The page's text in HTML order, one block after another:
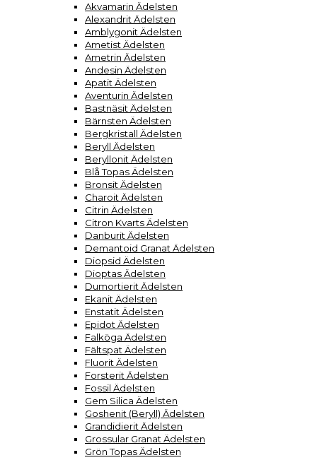
Akvamarin Ädelsten
Alexandrit Ädelsten
Amblygonit Ädelsten
Ametist Ädelsten
Ametrin Ädelsten
Andesin Ädelsten
Apatit Ädelsten
Aventurin Ädelsten
Bastnäsit Ädelsten
Bärnsten Ädelsten
Bergkristall Ädelsten
Beryll Ädelsten
Beryllonit Ädelsten
Blå Topas Ädelsten
Bronsit Ädelsten
Charoit Ädelsten
Citrin Ädelsten
Citron Kvarts Ädelsten
Danburit Ädelsten
Demantoid Granat Ädelsten
Diopsid Ädelsten
Dioptas Ädelsten
Dumortierit Ädelsten
Ekanit Ädelsten
Enstatit Ädelsten
Epidot Ädelsten
Falköga Ädelsten
Fältspat Ädelsten
Fluorit Ädelsten
Forsterit Ädelsten
Fossil Ädelsten
Gem Silica Ädelsten
Goshenit (Beryll) Ädelsten
Grandidierit Ädelsten
Grossular Granat Ädelsten
Grön Topas Ädelsten